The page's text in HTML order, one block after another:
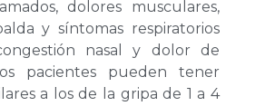
dolores musculares,
y síntomas respiratorios
nasal y dolor de
pacientes pueden tener
a los de la gripa de 1 a 4